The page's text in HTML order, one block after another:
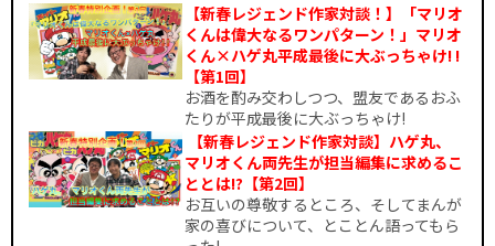
【新春レジェンド作家対談！】「マリオ
くんは偉大なるワンパターン！」マリオ
くん×ハゲ丸平成最後に大ぶっちゃけ! !
【第1回】
お酒を酌み交わしつつ、盟友であるおふ
たりが平成最後に大ぶっちゃけ!
【新春レジェンド作家対談】ハゲ丸、
マリオくん両先生が担当編集に求めるこ
ととは!?【第2回】
お互いの尊敬するところ、そしてまんが
家の喜びについて、とことん語ってもら